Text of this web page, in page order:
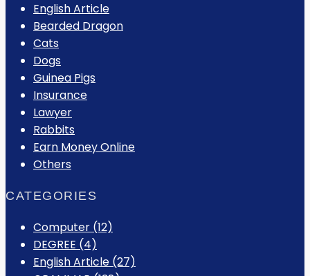
English Article
Bearded Dragon
Cats
Dogs
Guinea Pigs
Insurance
Lawyer
Rabbits
Earn Money Online
Others
CATEGORIES
Computer (12)
DEGREE (4)
English Article (27)